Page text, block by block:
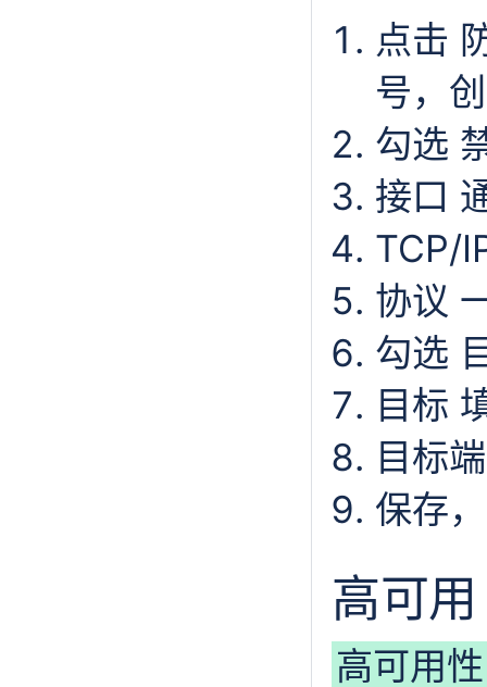
点击
号，
勾选
接口
TCP/
协议
勾选
目标
目标
保存
高可用
高可用